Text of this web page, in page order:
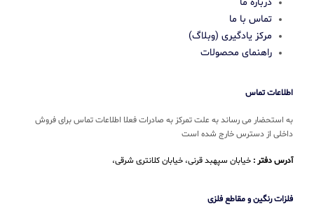
تماس با ما
مرکز یادگیری (وبلاگ)
راهنمای محصولات
اطلاعات تماس
به استحضار می رساند به علت تمرکز به صادرات فعلا اطلاعات تماس برای فروش
داخلی از دسترس خارج شده است
آدرس دفتر : خیابان سپهبد قرنی، خیابان کلانتری شرقی،
فلزات رنگین و مقاطع فلزی